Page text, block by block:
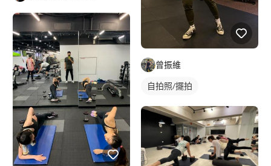
曾振維
自拍照/擺拍